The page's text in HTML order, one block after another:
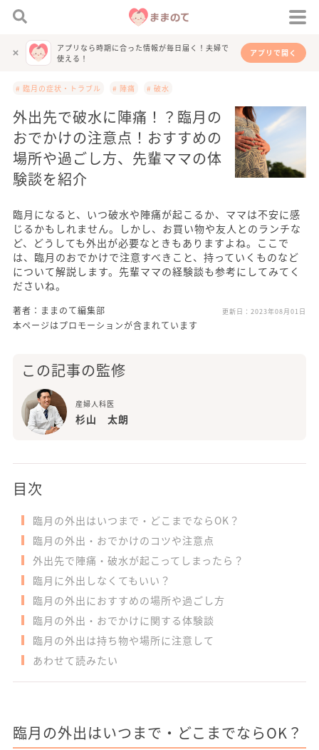
アプリなら時期に合った情報が毎日届く！夫婦で
使える！
アプリで開く
# 臨月の症状・トラブル # 陣痛 # 破水
外出先で破水に陣痛！？臨月の
おでかけの注意点！おすすめの
場所や過ごし方、先輩ママの体
験談を紹介
臨月になると、いつ破水や陣痛が起こるか、ママは不安に感
じるかもしれません。しかし、お買い物や友人とのランチな
ど、どうしても外出が必要なときもありますよね。ここで
は、臨月のおでかけで注意すべきこと、持っていくものなど
について解説します。先輩ママの経験談も参考にしてみてく
ださいね。
著者：ままのて編集部 更新日： 2023年08月01日
本ページはプロモーションが含まれています
この記事の監修
産婦人科医
杉山 太朗
目次
臨月の外出はいつまで・どこまでならOK？
臨月の外出・おでかけのコツや注意点
外出先で陣痛・破水が起こってしまったら？
臨月に外出しなくてもいい？
臨月の外出におすすめの場所や過ごし方
臨月の外出・おでかけに関する体験談
臨月の外出は持ち物や場所に注意して
あわせて読みたい
臨月の外出はいつまで・どこまでならOK？